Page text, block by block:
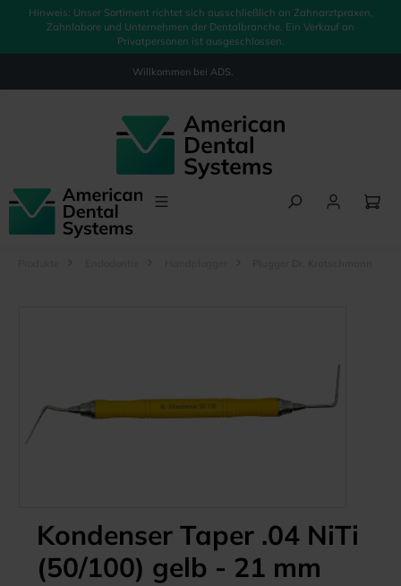
springen
Hinweis: Unser Sortiment richtet sich ausschließlich an Zahnarztpraxen,
Zahnlabore und Unternehmen der Dentalbranche. Ein Verkauf an
Privatpersonen ist ausgeschlossen.
Willkommen bei ADS.
Kondenser Taper .04 NiTi
(50/100) gelb - 21 mm